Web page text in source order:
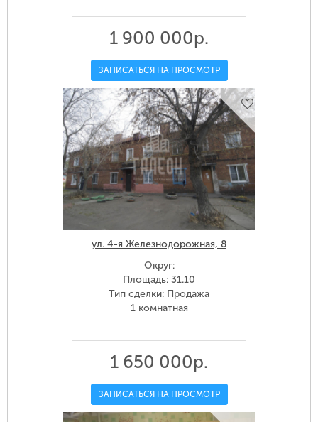
1 900 000р.
ЗАПИСАТЬСЯ НА ПРОСМОТР
ул. 4-я Железнодорожная, 8
Округ:
Площадь: 31.10
Тип сделки: Продажа
1 комнатная
1 650 000р.
ЗАПИСАТЬСЯ НА ПРОСМОТР